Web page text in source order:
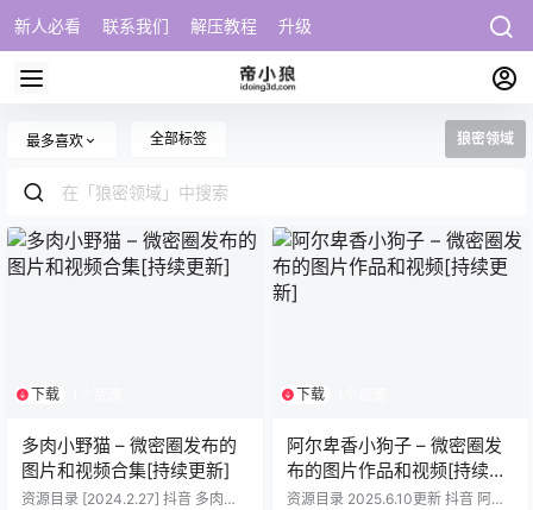
新人必看 联系我们 解压教程 升级
最多喜欢 全部标签 狼密领域
下载
多肉小野猫 – 微密圈发布的
图片和视频合集[持续更新]
资源目录 [2024.2.27] 抖音 多肉小
下载
阿尔卑香小狗子 – 微密圈发
布的图片作品和视频[持续更
新]
资源目录 2025.6.10更新 抖音 阿尔